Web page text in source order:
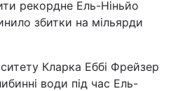
рекордне Ель-Ніньйо
збитки на мільярди
Кларка Еббі Фрейзер
води під час Ель-